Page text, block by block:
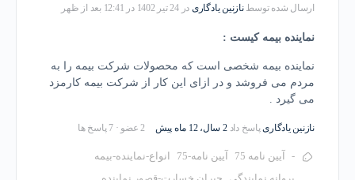
ارسال شده توسطنازنین یادگاری در 24 تیر 1402 در 12:41 بعد از ظهر
نماینده بیمه کیست :
نماینده بیمه شخصی است که محصولات شرکت بیمه را به
مردم می فروشد و در ازای این کار از شرکت بیمه کارمزد
می گیرد .
نازنین یادگاریپاسخ داد2 سال، 12 ماه پیش 2 عضو · 7 پاسخ ها
- آیین نامه 75 آیین نامه-75
انواع-نماینده-بیمه